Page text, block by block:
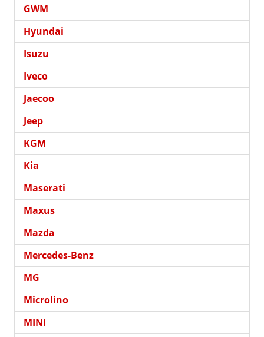
GWM
Hyundai
Isuzu
Iveco
Jaecoo
Jeep
KGM
Kia
Maserati
Maxus
Mazda
Mercedes-Benz
MG
Microlino
MINI